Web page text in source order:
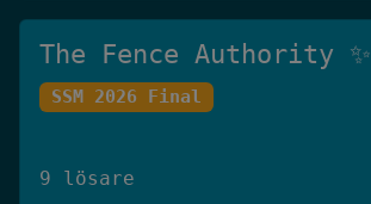
The Fence Authority ✨
SSM 2026 Final
9 lösare